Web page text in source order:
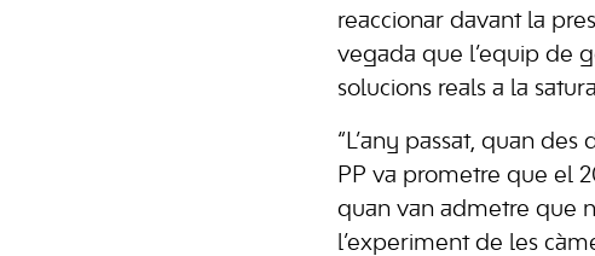
reaccionar davant la
vegada que l’equip de
solucions reals a la
“L’any passat, quan
PP va prometre que el
quan van admetre que
l’experiment de les